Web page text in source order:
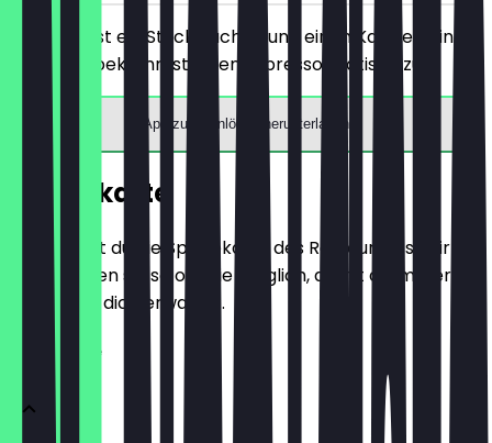
Du bestellst ein Stück Kuchen und einen Kaffee deiner
Wahl und bekommst einen Espresso gratis dazu.
App zum Einlösen herunterladen
Speisekarte
Hier findest du die Speisekarte des Restaurants. Wir
aktualisieren sie so oft wie möglich, damit du immer
weißt, was dich erwartet.
Kaffeeliebe